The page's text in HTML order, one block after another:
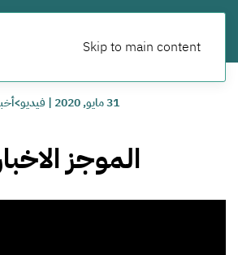
Skip to main content
31 مايو, 2020 |
الموجز